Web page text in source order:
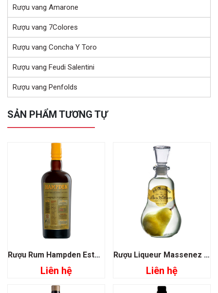
Rượu vang Amarone
Rượu vang 7Colores
Rượu vang Concha Y Toro
Rượu vang Feudi Salentini
Rượu vang Penfolds
SẢN PHẨM TƯƠNG TỰ
Rượu Rum Hampden Estate Pure Single Jamaican
Liên hệ
Rượu Liqueur Massenez Poire Prisonniere Pear
Liên hệ